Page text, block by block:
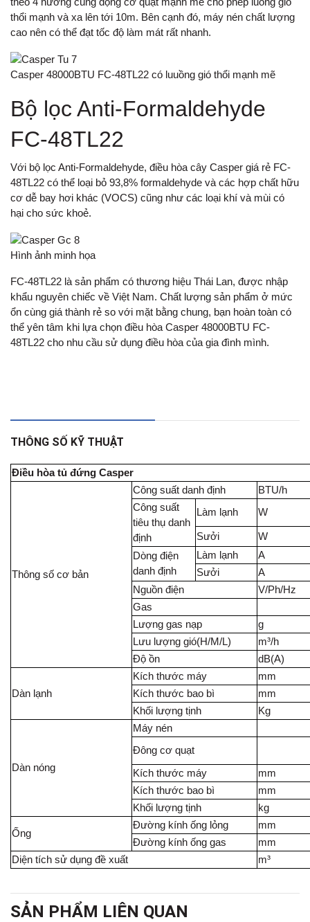
thổi mạnh và xa lên tới 10m. Bên cạnh đó, máy nén chất lượng
cao nên có thể đạt tốc độ làm mát rất nhanh.
Casper 48000BTU FC-48TL22 có luuồng gió thổi mạnh mẽ
Bộ lọc Anti-Formaldehyde
FC-48TL22
Với bộ lọc Anti-Formaldehyde, điều hòa cây Casper giá rẻ FC-
48TL22 có thể loại bỏ 93,8% formaldehyde và các hợp chất hữu
cơ dễ bay hơi khác (VOCS) cũng như các loại khí và mùi có
hại cho sức khoẻ.
Hình ảnh minh họa
FC-48TL22 là sản phẩm có thương hiệu Thái Lan, được nhập
khẩu nguyên chiếc về Việt Nam. Chất lượng sản phẩm ở mức
ổn cùng giá thành rẻ so với mặt bằng chung, bạn hoàn toàn có
thể yên tâm khi lựa chọn điều hòa Casper 48000BTU FC-
48TL22 cho nhu cầu sử dụng điều hòa của gia đình mình.
THÔNG SỐ KỸ THUẬT
Điều hòa tủ đứng Casper
Thông số cơ bản
Công suất danh định
BTU/h
Công suất
tiêu thụ danh
định
Làm lạnh W
Sưởi
W
Dòng điện
danh định
Làm lạnh
A
Sưởi
A
Nguồn điện
V/Ph/Hz
Gas
Lượng gas nạp
g
Lưu lượng gió(H/M/L)
m³/h
Độ ồn
dB(A)
Dàn lạnh
Kích thước máy
mm
Kích thước bao bì
mm
Khối lượng tịnh
Kg
Dàn nóng
Máy nén
Đông cơ quạt
Kích thước máy
mm
Kích thước bao bì
mm
Khối lượng tịnh
kg
Ống
Đường kính ống lỏng
mm
Đường kính ống gas
mm
Diện tích sử dụng đề xuất
m³
SẢN PHẨM LIÊN QUAN